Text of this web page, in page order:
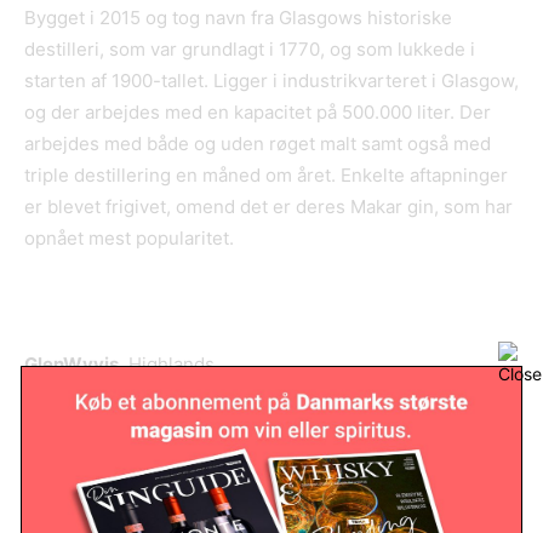
Bygget i 2015 og tog navn fra Glasgows historiske
destilleri, som var grundlagt i 1770, og som lukkede i
starten af 1900-tallet. Ligger i industrikvarteret i Glasgow,
og der arbejdes med en kapacitet på 500.000 liter. Der
arbejdes med både og uden røget malt samt også med
triple destillering en måned om året. Enkelte aftapninger
er blevet frigivet, omend det er deres Makar gin, som har
opnået mest popularitet.
GlenWyvis, Highlands
Historien om GlenWyvis Distillery er også historien om en
fantastisk lokal opbakning og genopfindelsen af den
kooperative tanke i whiskyøjemed. Da en lokal farmer og
helikopterpilot ville bygge et destilleri på en af
bjergsiderne ved Dingwall, skrabede de lokale beboere